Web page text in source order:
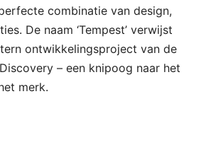
combinatie van design,
De naam ‘Tempest’ verwijst
ontwikkelingsproject van de
– een knipoog naar het
merk.